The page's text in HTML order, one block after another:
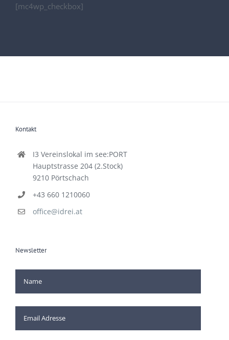
[mc4wp_checkbox]
Kontakt
I3 Vereinslokal im see:PORT
Hauptstrasse 204 (2.Stock)
9210 Pörtschach
+43 660 1210060
office@idrei.at
Newsletter